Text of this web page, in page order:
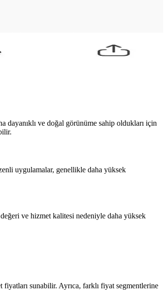
nemli hava koşullarında bile etkisini
dayanıklı ve doğal görünüme sahip oldukları için
uygulamalar, genellikle daha yüksek
ve hizmet kalitesi nedeniyle daha yüksek
sunabilir. Ayrıca, farklı fiyat segmentlerine